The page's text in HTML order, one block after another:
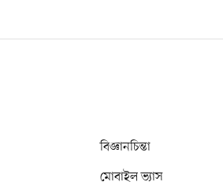
বিজ্ঞানচিন্তা
মোবাইল ভ্যাস